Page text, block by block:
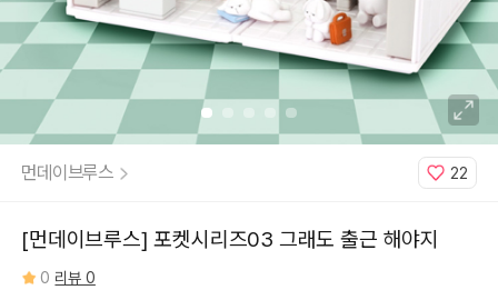
먼데이브루스 22
[먼데이브루스] 포켓시리즈03 그래도 출근 해야지
0 리뷰 0